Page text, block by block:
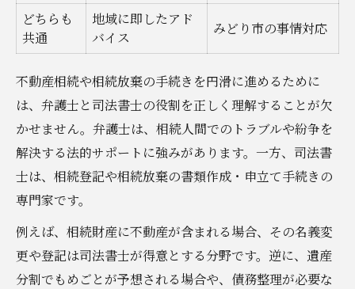
どちらも
共通
地域に即したアド
バイス
みどり市の事情対応
不動産相続や相続放棄の手続きを円滑に進めるために
は、弁護士と司法書士の役割を正しく理解することが欠
かせません。弁護士は、相続人間でのトラブルや紛争を
解決する法的サポートに強みがあります。一方、司法書
士は、相続登記や相続放棄の書類作成・申立て手続きの
専門家です。
例えば、相続財産に不動産が含まれる場合、その名義変
更や登記は司法書士が得意とする分野です。逆に、遺産
分割でもめごとが予想される場合や、債務整理が必要な